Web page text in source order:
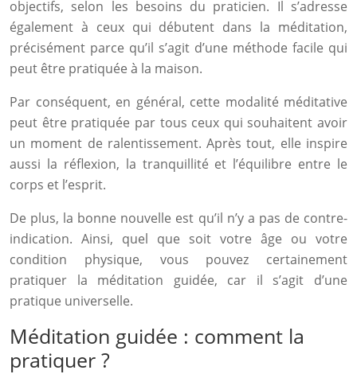
objectifs, selon les besoins du praticien. Il s’adresse
également à ceux qui débutent dans la méditation,
précisément parce qu’il s’agit d’une méthode facile qui
peut être pratiquée à la maison.
Par conséquent, en général, cette modalité méditative
peut être pratiquée par tous ceux qui souhaitent avoir
un moment de ralentissement. Après tout, elle inspire
aussi la réflexion, la tranquillité et l’équilibre entre le
corps et l’esprit.
De plus, la bonne nouvelle est qu’il n’y a pas de contre-
indication. Ainsi, quel que soit votre âge ou votre
condition physique, vous pouvez certainement
pratiquer la méditation guidée, car il s’agit d’une
pratique universelle.
Méditation guidée : comment la
pratiquer ?